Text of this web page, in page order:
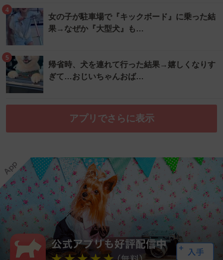
4
女の子が駐車場で『キックボード』に乗った結
果→なぜか『大型犬』も…
5
帰省時、犬を連れて行った結果→嬉しくなりす
ぎて…おじいちゃんおば…
アプリでさらに表示